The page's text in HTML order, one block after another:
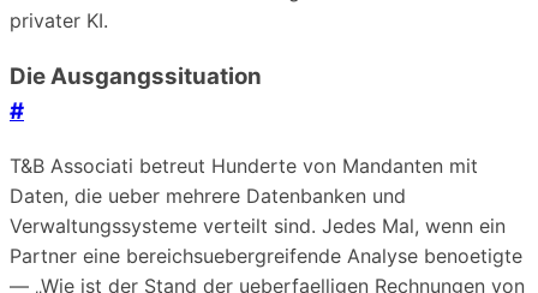
privater KI.
Die Ausgangssituation
#
T&B Associati betreut Hunderte von Mandanten mit
Daten, die ueber mehrere Datenbanken und
Verwaltungssysteme verteilt sind. Jedes Mal, wenn ein
Partner eine bereichsuebergreifende Analyse benoetigte
— „Wie ist der Stand der ueberfaelligen Rechnungen von